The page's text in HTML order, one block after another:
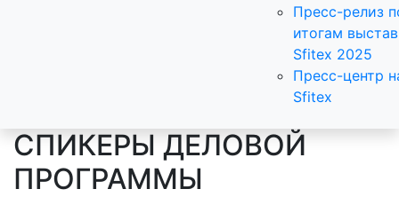
Пресс-релиз
итогам
Sfitex 2025
Пресс-центр
Sfitex
СПИКЕРЫ ДЕЛОВОЙ
ПРОГРАММЫ